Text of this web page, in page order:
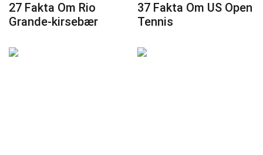
27 Fakta Om Rio
Grande-kirsebær
37 Fakta Om US Open
Tennis